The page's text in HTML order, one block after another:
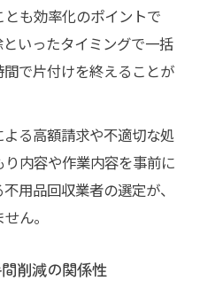
も効率化のポイントで
いったタイミングで一括
で片付けを終えることが
る高額請求や不適切な処
内容や作業内容を事前に
用品回収業者の選定が、
ん。
削減の関係性